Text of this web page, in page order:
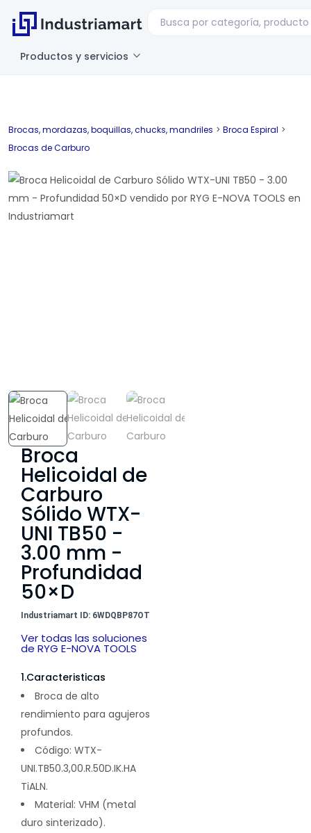
Productos y servicios
Brocas, mordazas, boquillas, chucks, mandriles > Broca Espiral >
Brocas de Carburo
Broca
Helicoidal de
Carburo
Sólido WTX-
UNI TB50 -
3.00 mm -
Profundidad
50×D
Industriamart ID: 6WDQBP87OT
Ver todas las soluciones
de RYG E-NOVA TOOLS
1.Caracteristicas
Broca de alto
rendimiento para agujeros
profundos.
Código: WTX-
UNI.TB50.3,00.R.50D.IK.HA
TiALN.
Material: VHM (metal
duro sinterizado).